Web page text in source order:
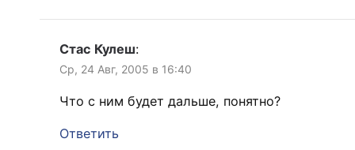
Стас Кулеш:
Ср, 24 Авг, 2005 в 16:40
Что с ним будет дальше, понятно?
Ответить